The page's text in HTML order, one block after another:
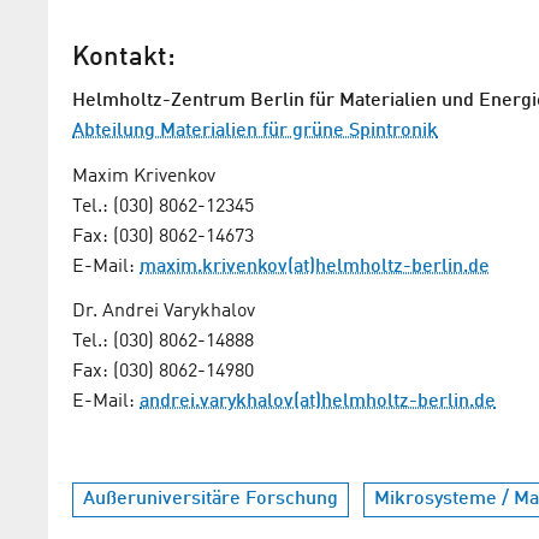
Kontakt:
Helmholtz-Zentrum Berlin für Materialien und
Abteilung Materialien für grüne Spintronik
Maxim Krivenkov
Tel.: (030) 8062-12345
Fax: (030) 8062-14673
E-Mail: maxim.krivenkov(at)helmholtz-berlin.de
Dr. Andrei Varykhalov
Tel.: (030) 8062-14888
Fax: (030) 8062-14980
E-Mail: andrei.varykhalov(at)helmholtz-berlin.de
Außeruniversitäre Forschung Mikrosysteme /